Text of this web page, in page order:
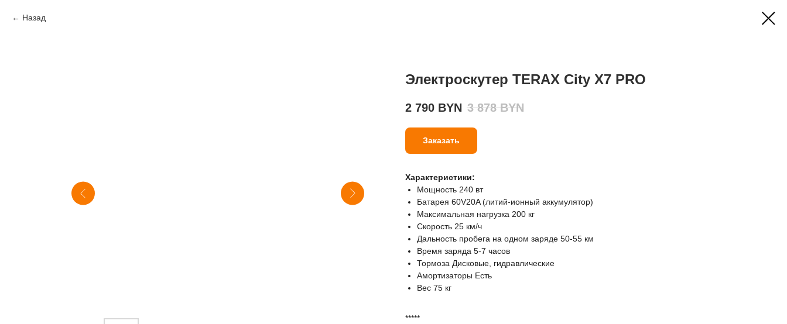
Назад
Электроскутер TERAX City X7 PRO
2 790 BYN 3 878 BYN
Заказать
Характеристики:
Мощность 240 вт
Батарея 60V20A (литий-ионный аккумулятор)
Максимальная нагрузка 200 кг
Скорость 25 км/ч
Дальность пробега на одном заряде 50-55 км
Время заряда 5-7 часов
Тормоза Дисковые, гидравлические
Амортизаторы Есть
Вес 75 кг
*****